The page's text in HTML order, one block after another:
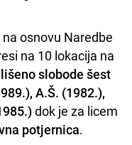
osnovu Naredbe
na 10 lokacija na
lišeno slobode šest
A.Š. (1982.),
dok je za licem
potjernica.